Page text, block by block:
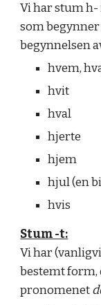
Vi har stum h-
som
begynnelsen
hvem,
hvit
hval
hjerte
hjem
hjul (en
hvis
Stum -t:
Vi har
bestemt form,
pronomenet